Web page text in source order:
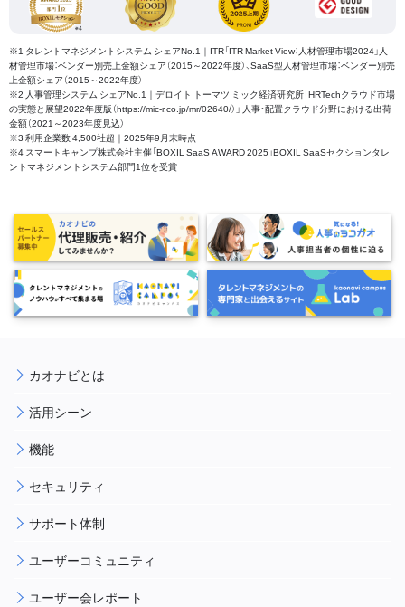
※1 タレントマネジメントシステム シェアNo.1｜ITR「ITR Market View：人材管理市場2024」人
材管理市場：ベンダー別売上金額シェア（2015～2022年度）、SaaS型人材管理市場：ベンダー別売
上金額シェア（2015～2022年度）
※2 人事管理システム シェアNo.1｜デロイト トーマツ ミック経済研究所「HRTechクラウド市場
の実態と展望2022年度版（https://mic-r.co.jp/mr/02640/）」 人事・配置クラウド分野における出荷
金額（2021～2023年度見込）
※3 利用企業数 4,500社超｜2025年9月末時点
※4 スマートキャンプ株式会社主催「BOXIL SaaS AWARD 2025」BOXIL SaaSセクションタレ
ントマネジメントシステム部門1位を受賞
カオナビとは
活用シーン
機能
セキュリティ
サポート体制
ユーザーコミュニティ
ユーザー会レポート